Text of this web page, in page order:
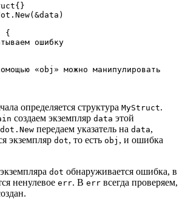
dot.New(&data)
{
ошибку
определяется структура MyStruct.
создаем экземпляр data этой
dot.New передаем указатель на data,
экземпляр dot, то есть obj , и ошибка
dot обнаруживается ошибка, в
ненулевое err. В err всегда проверяем,